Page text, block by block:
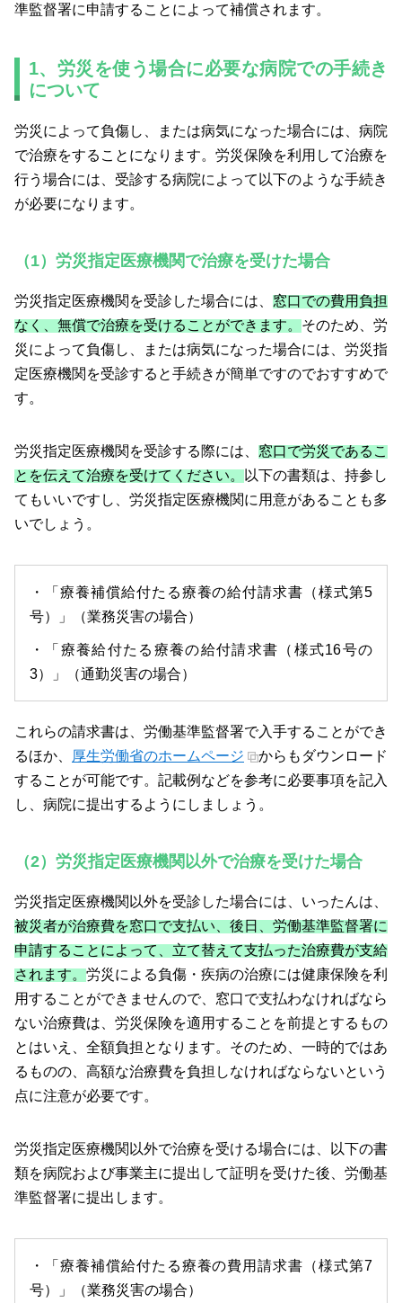
準監督署に申請することによって補償されます。
1、労災を使う場合に必要な病院での手続き
について
労災によって負傷し、または病気になった場合には、病院
で治療をすることになります。労災保険を利用して治療を
行う場合には、受診する病院によって以下のような手続き
が必要になります。
（1）労災指定医療機関で治療を受けた場合
労災指定医療機関を受診した場合には、 窓口での費用負担
なく、無償で治療を受けることができます。 そのため、労
災によって負傷し、または病気になった場合には、労災指
定医療機関を受診すると手続きが簡単ですのでおすすめで
す。
労災指定医療機関を受診する際には、 窓口で労災であるこ
とを伝えて治療を受けてください。
以下の書類は、持参し
てもいいですし、労災指定医療機関に用意があることも多
いでしょう。
・「療養補償給付たる療養の給付請求書（様式第5
号）」（業務災害の場合）
・「療養給付たる療養の給付請求書（様式16号の
3）」（通勤災害の場合）
これらの請求書は、労働基準監督署で入手することができ
るほか、
厚生労働省のホームページ
からもダウンロード
することが可能です。記載例などを参考に必要事項を記入
し、病院に提出するようにしましょう。
（2）労災指定医療機関以外で治療を受けた場合
労災指定医療機関以外を受診した場合には、いったんは、
被災者が治療費を窓口で支払い、後日、労働基準監督署に
申請することによって、立て替えて支払った治療費が支給
されます。 労災による負傷・疾病の治療には健康保険を利
用することができませんので、窓口で支払わなければなら
ない治療費は、労災保険を適用することを前提とするもの
とはいえ、全額負担となります。そのため、一時的ではあ
るものの、高額な治療費を負担しなければならないという
点に注意が必要です。
労災指定医療機関以外で治療を受ける場合には、以下の書
類を病院および事業主に提出して証明を受けた後、労働基
準監督署に提出します。
・「療養補償給付たる療養の費用請求書（様式第7
号）」（業務災害の場合）